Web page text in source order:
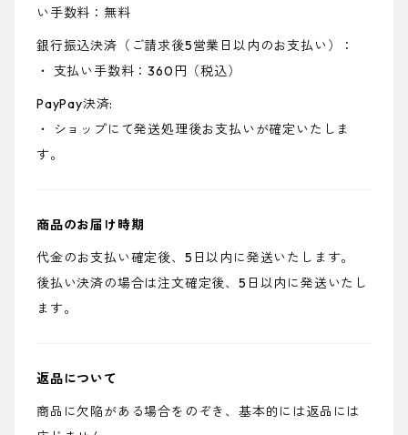
い手数料：無料
銀行振込決済（ご請求後5営業日以内のお支払い）：
・ 支払い手数料：360円（税込）
PayPay決済:
・ ショップにて発送処理後お支払いが確定いたしま
す。
商品のお届け時期
代金のお支払い確定後、5日以内に発送いたします。
後払い決済の場合は注文確定後、5日以内に発送いたし
ます。
返品について
商品に欠陥がある場合をのぞき、基本的には返品には